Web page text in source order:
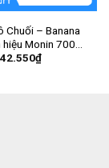
Chuối – Banana
Monin 700ml
– Chai₫